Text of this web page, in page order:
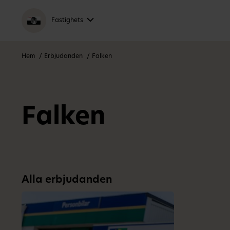
Fastighets
Hem Erbjudanden Falken
Falken
Alla erbjudanden